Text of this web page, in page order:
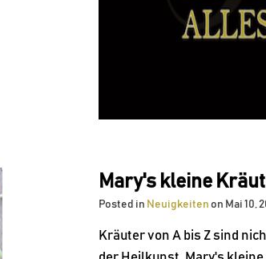
Mary's kleine
Posted in Neuigkeiten on Mai 10,
Kräuter von A bis Z sind